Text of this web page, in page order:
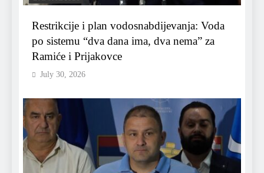
Restrikcije i plan vodosnabdijevanja: Voda
po sistemu “dva dana ima, dva nema” za
Ramiće i Prijakovce
July 30, 2026